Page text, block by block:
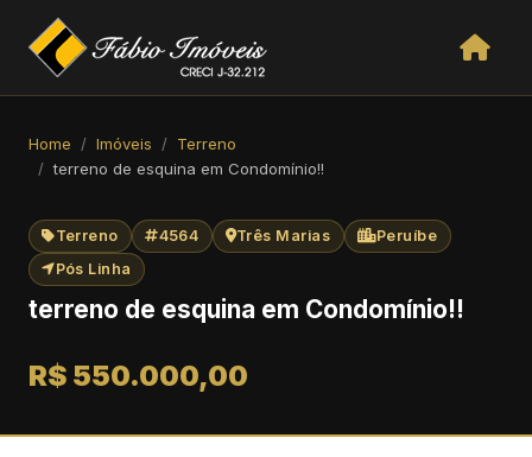
Home Imóveis
Terreno
terreno de esquina em Condomínio!!
Terreno 4564 Três Marias
Peruíbe
Pós Linha
terreno de esquina em Condomínio!!
R$ 550.000,00